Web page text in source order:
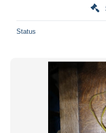
Weltweit
Status